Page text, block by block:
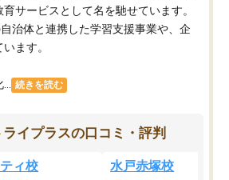
サービスとして名を馳せています。
治体と連携した学習支援事業や、企
ます。
続きを読む
イプラスの口コミ・評判
ィ校 水戸赤塚校